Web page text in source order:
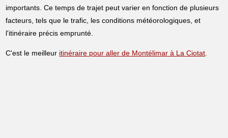
importants. Ce temps de trajet peut varier en fonction de plusieurs
facteurs, tels que le trafic, les conditions météorologiques, et
l'itinéraire précis emprunté.
C'est le meilleur itinéraire pour aller de Montélimar à La Ciotat.